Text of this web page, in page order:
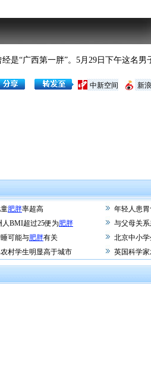
“广西第一胖”。5月29日下午这名男
新
中新空间
肥胖率超高
年轻人患
BMI超过25便为肥胖
与父母关
可能与肥胖有关
北京中小
村学生明显高于城市 英国科学